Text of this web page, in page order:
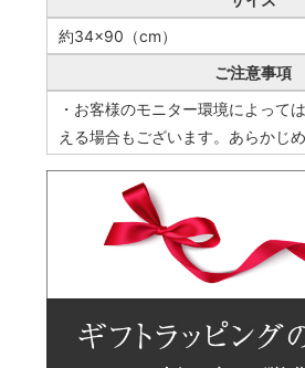
約34×90（cm）
ご注意事項
・お客様のモニター環境によって
える場合もございます。あらかじ